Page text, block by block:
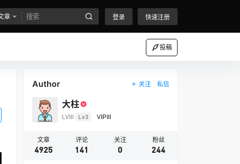
章 登录 快速注册
投稿
Author 关注 私信
大柱
LVIII Lv3 VIPIII
文章
4925
评论
141
关注
0
粉丝
244